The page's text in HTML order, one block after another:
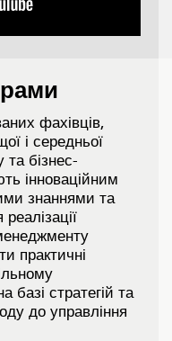
фахівців,
і середньої
бізнес-
інноваційним
знаннями та
практичні
базі стратегій та
до управління